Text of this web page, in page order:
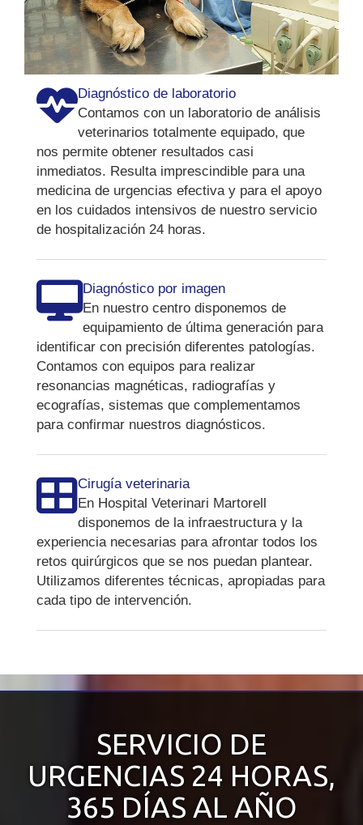
Diagnóstico de laboratorio
Contamos con un laboratorio de análisis
veterinarios totalmente equipado, que
nos permite obtener resultados casi
inmediatos. Resulta imprescindible para una
medicina de urgencias efectiva y para el apoyo
en los cuidados intensivos de nuestro servicio
de hospitalización 24 horas.
Diagnóstico por imagen
En nuestro centro disponemos de
equipamiento de última generación para
identificar con precisión diferentes patologías.
Contamos con equipos para realizar
resonancias magnéticas, radiografías y
ecografías, sistemas que complementamos
para confirmar nuestros diagnósticos.
Cirugía veterinaria
En Hospital Veterinari Martorell
disponemos de la infraestructura y la
experiencia necesarias para afrontar todos los
retos quirúrgicos que se nos puedan plantear.
Utilizamos diferentes técnicas, apropiadas para
cada tipo de intervención.
SERVICIO DE
URGENCIAS 24 HORAS,
365 DÍAS AL AÑO